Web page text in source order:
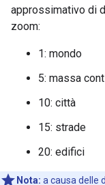
approssimativo di
zoom:
1: mondo
5: massa
10: città
15: strade
20: edifici
Nota: a causa delle